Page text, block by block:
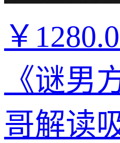
￥
《谜男
哥解读